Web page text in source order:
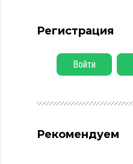
Регистрация
Войти
Рекомендуем